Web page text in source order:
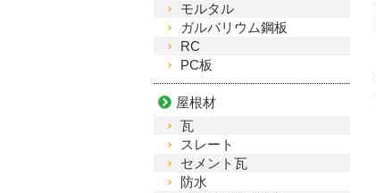
モルタル
ガルバリウム鋼板
RC
PC板
屋根材
瓦
スレート
セメント瓦
防水